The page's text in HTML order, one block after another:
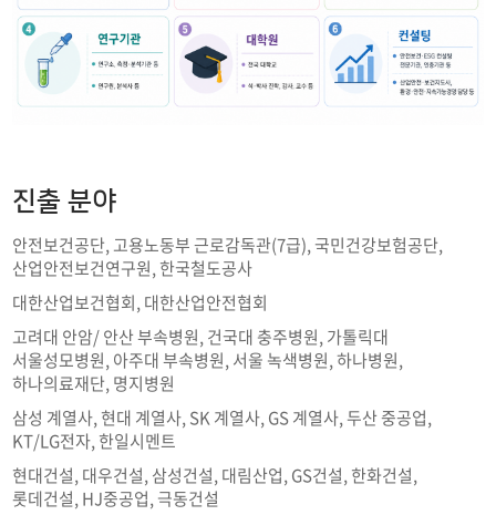
진출 분야
안전보건공단, 고용노동부 근로감독관(7급), 국민건강보험공단,
산업안전보건연구원, 한국철도공사
대한산업보건협회, 대한산업안전협회
고려대 안암/ 안산 부속병원, 건국대 충주병원, 가톨릭대
서울성모병원, 아주대 부속병원, 서울 녹색병원, 하나병원,
하나의료재단, 명지병원
삼성 계열사, 현대 계열사, SK 계열사, GS 계열사, 두산 중공업,
KT/LG전자, 한일시멘트
현대건설, 대우건설, 삼성건설, 대림산업, GS건설, 한화건설,
롯데건설, HJ중공업, 극동건설